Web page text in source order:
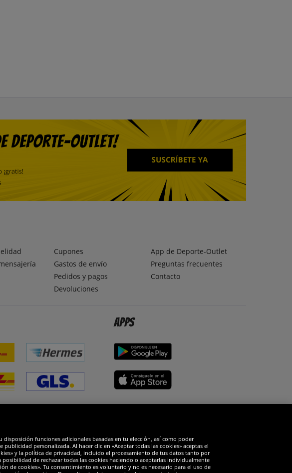
Cupones
Gastos de envío
Pedidos y pagos
Devoluciones
App de Deporte-Outlet
Preguntas frecuentes
Contacto
Apps
funciones adicionales basadas en tu elección, así como poder
personalizada. Al hacer clic en «Aceptar todas las cookies» aceptas el
y la política de privacidad, incluido el procesamiento de tus datos tanto por
de rechazar todas las cookies haciendo o aceptarlas individualmente
de cookies». Tu consentimiento es voluntario y no es necesario para el uso de